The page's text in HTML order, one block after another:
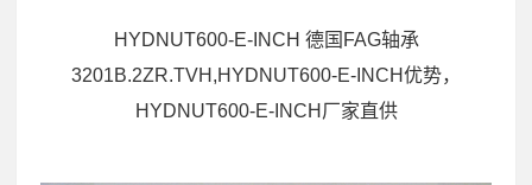
HYDNUT600-E-INCH 德国FAG轴承
3201B.2ZR.TVH,HYDNUT600-E-INCH优势，
HYDNUT600-E-INCH厂家直供